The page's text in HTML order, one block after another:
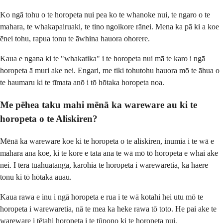
Ko ngā tohu o te horopeta nui pea ko te whanoke nui, te ngaro o te
mahara, te whakapairuaki, te tino ngoikore rānei. Mena ka pā ki a koe
ēnei tohu, rapua tonu te āwhina hauora ohorere.
Kaua e ngana ki te "whakatika" i te horopeta nui mā te karo i ngā
horopeta ā muri ake nei. Engari, me tiki tohutohu hauora mō te āhua o
te haumaru ki te tīmata anō i tō hōtaka horopeta noa.
Me pēhea taku mahi mēnā ka wareware au ki te
horopeta o te Aliskiren?
Mēnā ka wareware koe ki te horopeta o te aliskiren, inumia i te wā e
mahara ana koe, ki te kore e tata ana te wā mō tō horopeta e whai ake
nei. I tērā tūāhuatanga, karohia te horopeta i warewaretia, ka haere
tonu ki tō hōtaka auau.
Kaua rawa e inu i ngā horopeta e rua i te wā kotahi hei utu mō te
horopeta i warewaretia, nā te mea ka heke rawa tō toto. He pai ake te
wareware i tētahi horopeta i te tūpono ki te horopeta nui.